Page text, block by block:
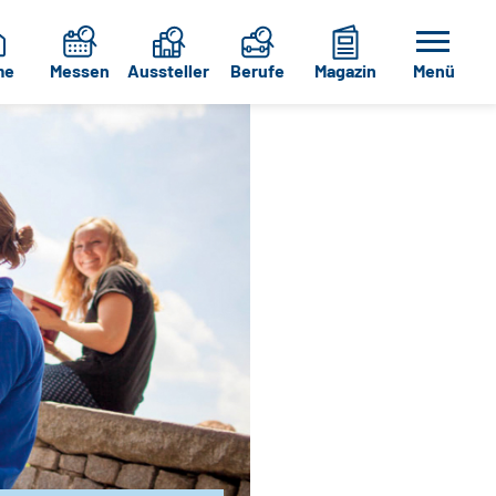
Messen Aussteller Berufe Magazin Menü